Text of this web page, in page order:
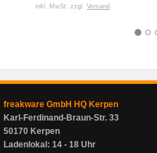
inkl. MwSt. zzgl. Versand
freakware GmbH HQ Kerpen
Karl-Ferdinand-Braun-Str. 33
50170 Kerpen
Ladenlokal: 14 - 18 Uhr